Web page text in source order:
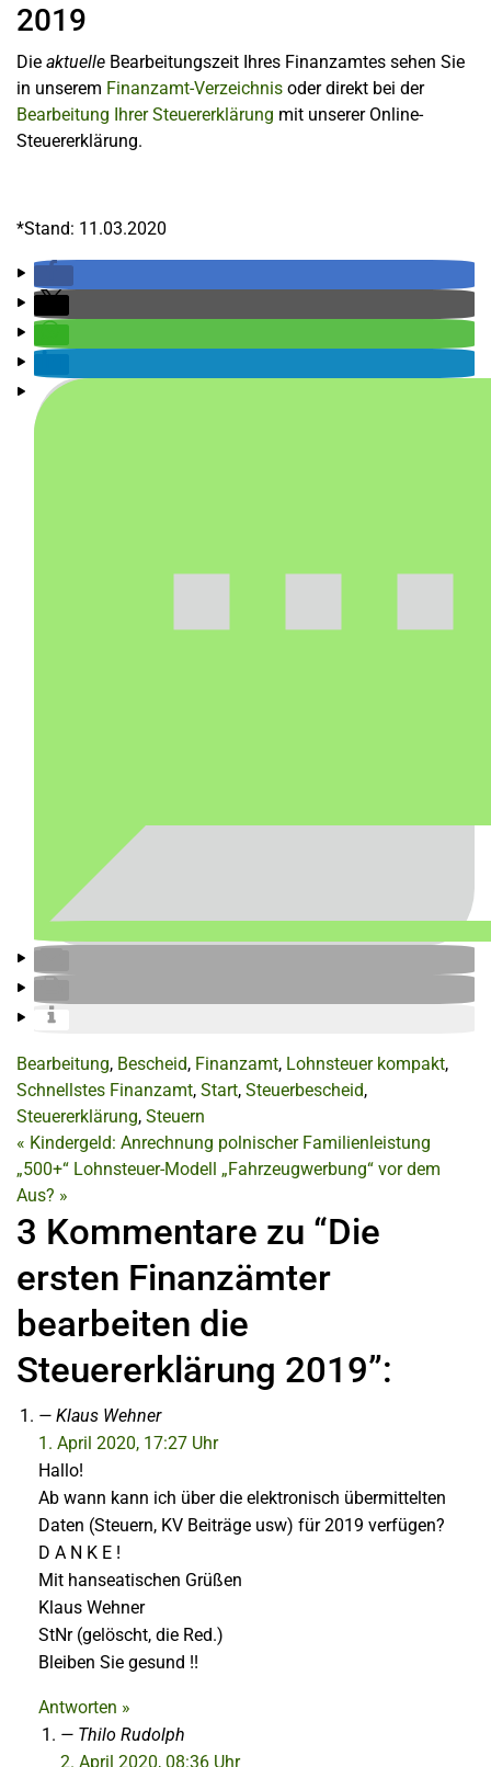
2019
Die aktuelle Bearbeitungszeit Ihres Finanzamtes sehen Sie
in unserem Finanzamt-Verzeichnis oder direkt bei der
Bearbeitung Ihrer Steuererklärung mit unserer Online-
Steuererklärung.
*Stand: 11.03.2020
Bearbeitung, Bescheid, Finanzamt, Lohnsteuer kompakt,
Schnellstes Finanzamt, Start, Steuerbescheid,
Steuererklärung, Steuern
« Kindergeld: Anrechnung polnischer Familienleistung
„500+“ Lohnsteuer-Modell „Fahrzeugwerbung“ vor dem
Aus? »
3 Kommentare zu “Die
ersten Finanzämter
bearbeiten die
Steuererklärung 2019”:
Klaus Wehner
1. April 2020, 17:27 Uhr
Hallo!
Ab wann kann ich über die elektronisch übermittelten
Daten (Steuern, KV Beiträge usw) für 2019 verfügen?
D A N K E !
Mit hanseatischen Grüßen
Klaus Wehner
StNr (gelöscht, die Red.)
Bleiben Sie gesund !!
Antworten »
Thilo Rudolph
2. April 2020, 08:36 Uhr